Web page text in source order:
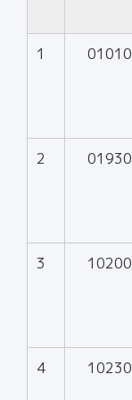
1 01010
2 01930
3 10200
4 10230